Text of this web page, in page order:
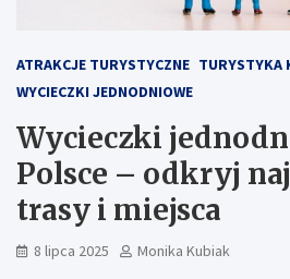
ATRAKCJE TURYSTYCZNE TURYSTYKA
WYCIECZKI JEDNODNIOWE
Wycieczki
Polsce – odkryj
trasy i miejsca
8 lipca 2025 Monika Kubiak